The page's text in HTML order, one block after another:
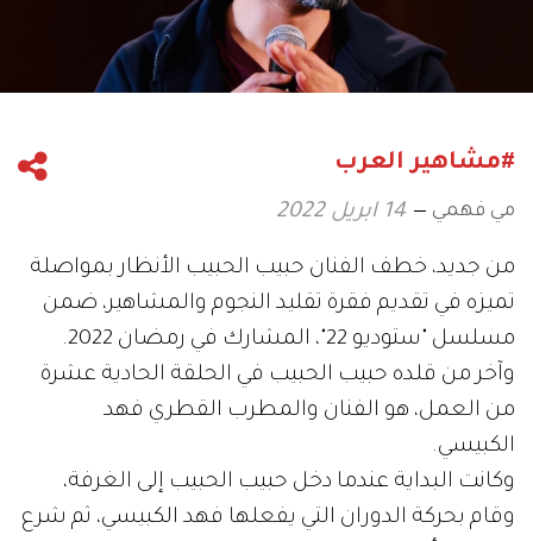
#مشاهير العرب
مي فهمي 14 ابريل 2022
من جديد، خطف الفنان حبيب الحبيب الأنظار بمواصلة
تميزه في تقديم فقرة تقليد النجوم والمشاهير، ضمن
مسلسل "ستوديو 22"، المشارك في رمضان 2022.
وآخر من قلده حبيب الحبيب في الحلقة الحادية عشرة
من العمل، هو الفنان والمطرب القطري فهد
الكبيسي.
وكانت البداية عندما دخل حبيب الحبيب إلى الغرفة،
وقام بحركة الدوران التي يفعلها فهد الكبيسي، ثم شرع